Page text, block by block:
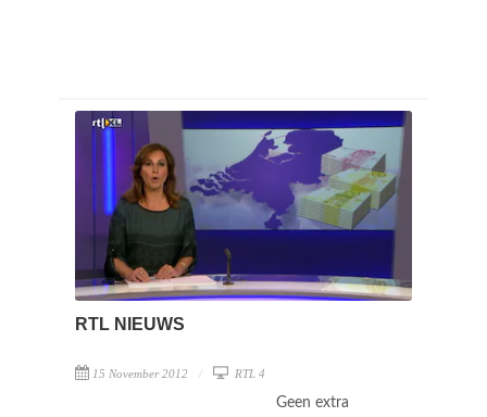
RTL NIEUWS
15 November 2012 RTL 4
Geen extra